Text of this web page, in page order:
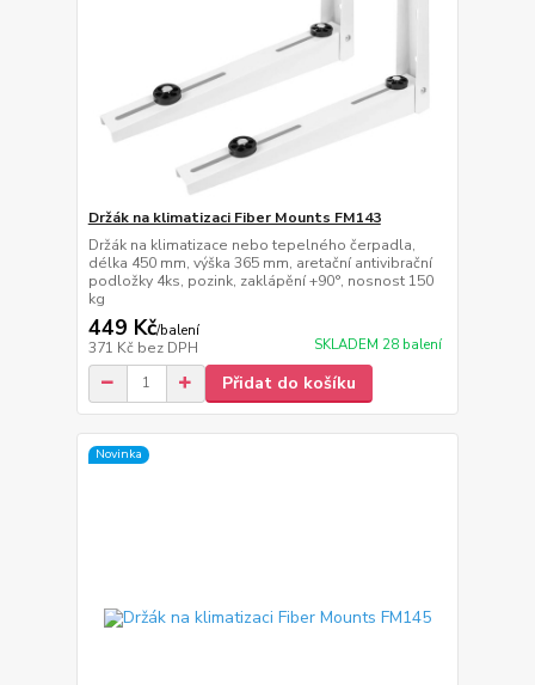
Držák na klimatizaci Fiber Mounts FM143
Držák na klimatizace nebo tepelného čerpadla,
délka 450 mm, výška 365 mm, aretační antivibrační
podložky 4ks, pozink, zaklápění +90°, nosnost 150
kg
449 Kč/balení
371 Kč bez DPH SKLADEM 28 balení
Přidat do košíku
Novinka